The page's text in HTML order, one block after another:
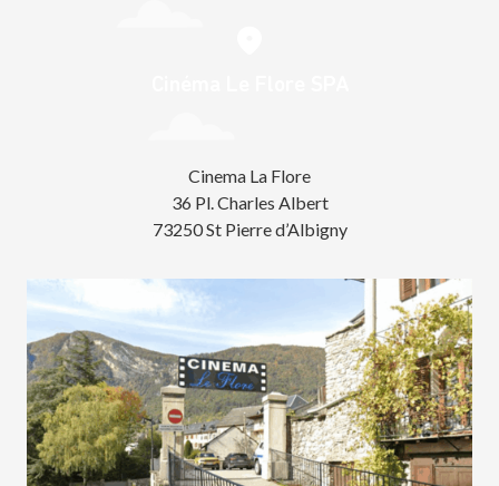
Cinema La Flore
36 Pl. Charles Albert
73250 St Pierre d’Albigny